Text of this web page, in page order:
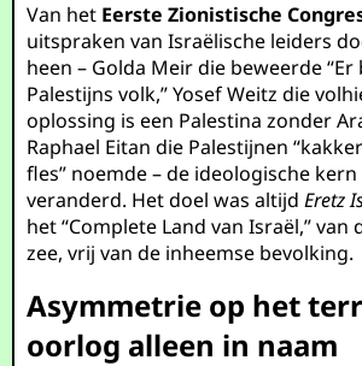
Van het Eerste Zionistische
uitspraken van Israëlische leiders
heen – Golda Meir die beweerde
Palestijns volk,” Yosef Weitz die
oplossing is een Palestina zonder
Raphael Eitan die Palestijnen
fles” noemde – de ideologische
veranderd. Het doel was altijdEretz
het “Complete Land van Israël,”
zee, vrij van de inheemse bevolking.
Asymmetrie op het
oorlog alleen in naam